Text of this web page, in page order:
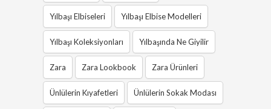
Yılbaşı Elbiseleri Yılbaşı Elbise Modelleri
Yılbaşı Koleksiyonları Yılbaşında Ne Giyilir
Zara Zara Lookbook Zara Ürünleri
Ünlülerin Kıyafetleri Ünlülerin Sokak Modası